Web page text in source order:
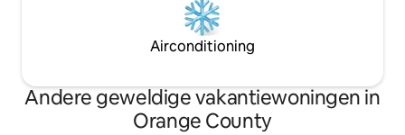
Airconditioning
Andere geweldige vakantiewoningen in
Orange County